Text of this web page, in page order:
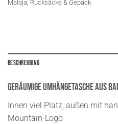
Maloja, Rucksäcke & Gepäck
Beschreibung
Geräumige Umhängetasche aus
Innen viel Platz, außen mit
Mountain-Logo